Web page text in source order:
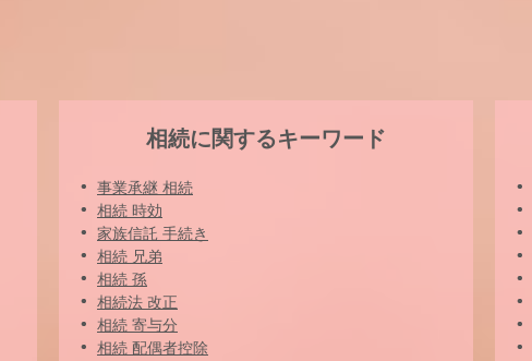
相続に関するキーワード
事業承継 相続
相続 時効
家族信託 手続き
相続 兄弟
相続 孫
相続法 改正
相続 寄与分
相続 配偶者控除